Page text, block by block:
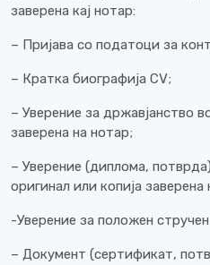
заверена кај нотар:
– Пријава со податоци за
– Кратка биографија CV;
– Уверение за државјанство
заверена на нотар;
– Уверение (диплома,
оригинал или копија заверена
-Уверение за положен
– Документ (сертификат,